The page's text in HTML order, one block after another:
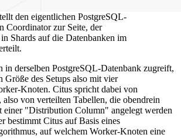
den eigentlichen PostgreSQL-
Coordinator zur Seite, der
Shards auf die Datenbanken im
in derselben PostgreSQL-Datenbank zugreift,
Größe des Setups also mit vier
Knoten. Citus spricht dabei von
von verteilten Tabellen, die obendrein
einer "Distribution Column" angelegt werden
bestimmt Citus auf Basis eines
auf welchem Worker-Knoten eine